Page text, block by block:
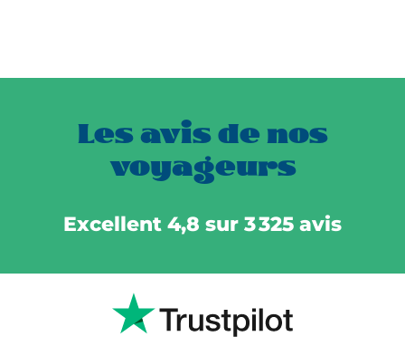
Les avis de nos
voyageurs
Excellent 4,8 sur 3 325 avis